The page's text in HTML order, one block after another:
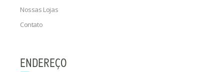
Nossas Lojas
Contato
ENDEREÇO